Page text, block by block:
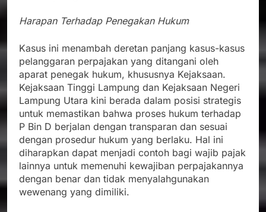
Harapan Terhadap Penegakan Hukum
Kasus ini menambah deretan panjang kasus-kasus
pelanggaran perpajakan yang ditangani oleh
aparat penegak hukum, khususnya Kejaksaan.
Kejaksaan Tinggi Lampung dan Kejaksaan Negeri
Lampung Utara kini berada dalam posisi strategis
untuk memastikan bahwa proses hukum terhadap
P Bin D berjalan dengan transparan dan sesuai
dengan prosedur hukum yang berlaku. Hal ini
diharapkan dapat menjadi contoh bagi wajib pajak
lainnya untuk memenuhi kewajiban perpajakannya
dengan benar dan tidak menyalahgunakan
wewenang yang dimiliki.